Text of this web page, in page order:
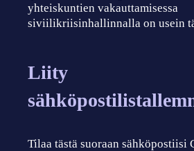
yhteiskuntien vakauttamisessa
siviilikriisinhallinnalla on usein
Liity
Tilaa tästä suoraan sähköpostiisi